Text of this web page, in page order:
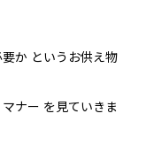
か というお供え物
ナー を見ていきま